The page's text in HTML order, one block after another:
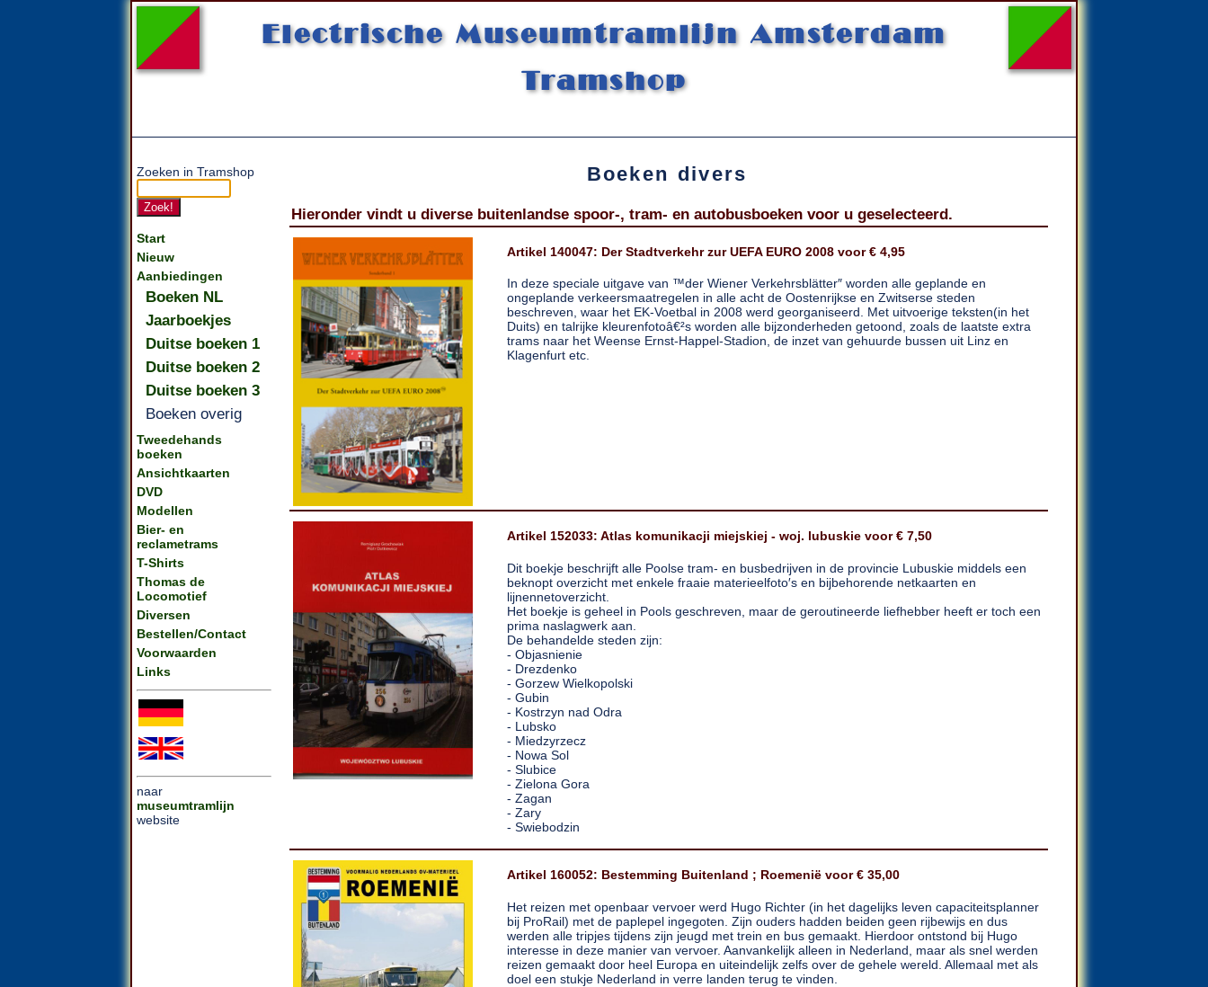
Electrische Museumtramlijn Amsterdam
Tramshop
Zoeken in Tramshop
Start
Nieuw
Aanbiedingen
Boeken NL
Jaarboekjes
Duitse boeken 1
Duitse boeken 2
Duitse boeken 3
Boeken overig
Tweedehands
boeken
Ansichtkaarten
DVD
Modellen
Bier- en
reclametrams
T-Shirts
Thomas de
Locomotief
Diversen
Bestellen/Contact
Voorwaarden
Links
naar
museumtramlijn
website
Boeken divers
Hieronder vindt u diverse buitenlandse spoor-, tram- en autobusboeken voor u geselecteerd.
Artikel 140047: Der Stadtverkehr zur UEFA EURO 2008 voor € 4,95
In deze speciale uitgave van ™der Wiener Verkehrsblätter″ worden alle geplande en
ongeplande verkeersmaatregelen in alle acht de Oostenrijkse en Zwitserse steden
beschreven, waar het EK-Voetbal in 2008 werd georganiseerd. Met uitvoerige teksten(in het
Duits) en talrijke kleurenfotoâ€²s worden alle bijzonderheden getoond, zoals de laatste extra
trams naar het Weense Ernst-Happel-Stadion, de inzet van gehuurde bussen uit Linz en
Klagenfurt etc.
Artikel 152033: Atlas komunikacji miejskiej - woj. lubuskie voor € 7,50
Dit boekje beschrijft alle Poolse tram- en busbedrijven in de provincie Lubuskie middels een
beknopt overzicht met enkele fraaie materieelfoto′s en bijbehorende netkaarten en
lijnennetoverzicht.
Het boekje is geheel in Pools geschreven, maar de geroutineerde liefhebber heeft er toch een
prima naslagwerk aan.
De behandelde steden zijn:
- Objasnienie
- Drezdenko
- Gorzew Wielkopolski
- Gubin
- Kostrzyn nad Odra
- Lubsko
- Miedzyrzecz
- Nowa Sol
- Slubice
- Zielona Gora
- Zagan
- Zary
- Swiebodzin
Artikel 160052: Bestemming Buitenland ; Roemenië voor € 35,00
Het reizen met openbaar vervoer werd Hugo Richter (in het dagelijks leven capaciteitsplanner
bij ProRail) met de paplepel ingegoten. Zijn ouders hadden beiden geen rijbewijs en dus
werden alle tripjes tijdens zijn jeugd met trein en bus gemaakt. Hierdoor ontstond bij Hugo
interesse in deze manier van vervoer. Aanvankelijk alleen in Nederland, maar als snel werden
reizen gemaakt door heel Europa en uiteindelijk zelfs over de gehele wereld. Allemaal met als
doel een stukje Nederland in verre landen terug te vinden.